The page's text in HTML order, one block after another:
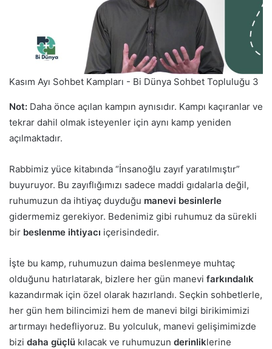
Kasım Ayı Sohbet Kampları - Bi Dünya Sohbet Topluluğu 3
Not: Daha önce açılan kampın aynısıdır. Kampı kaçıranlar ve
tekrar dahil olmak isteyenler için aynı kamp yeniden
açılmaktadır.
Rabbimiz yüce kitabında “İnsanoğlu zayıf yaratılmıştır”
buyuruyor. Bu zayıflığımızı sadece maddi gıdalarla değil,
ruhumuzun da ihtiyaç duyduğu manevi besinlerle
gidermemiz gerekiyor. Bedenimiz gibi ruhumuz da sürekli
bir beslenme ihtiyacı içerisindedir.
İşte bu kamp, ruhumuzun daima beslenmeye muhtaç
olduğunu hatırlatarak, bizlere her gün manevi farkındalık
kazandırmak için özel olarak hazırlandı. Seçkin sohbetlerle,
her gün hem bilincimizi hem de manevi bilgi birikimimizi
artırmayı hedefliyoruz. Bu yolculuk, manevi gelişimimizde
bizi daha güçlü kılacak ve ruhumuzun derinliklerine